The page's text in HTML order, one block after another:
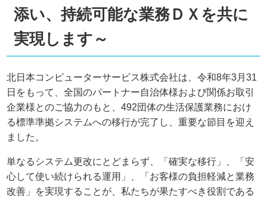
添い、持続可能な業務ＤＸを共に
実現します～
北日本コンピューターサービス株式会社は、令和8年3月31
日をもって、全国のパートナー自治体様および関係お取引
企業様とのご協力のもと、492団体の生活保護業務におけ
る標準準拠システムへの移行が完了し、重要な節目を迎え
ました。
単なるシステム更改にとどまらず、「確実な移行」、「安
心して使い続けられる運用」、「お客様の負担軽減と業務
改善」を実現することが、私たちが果たすべき役割である